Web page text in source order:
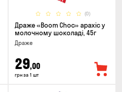
(0)
Драже «Boom Choc» арахіс у
молочному шоколаді, 45г
Драже
29,00
грн за 1 шт